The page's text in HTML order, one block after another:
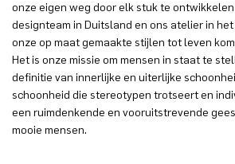
onze eigen weg door elk stuk te
designteam in Duitsland en ons atelier in
onze op maat gemaakte stijlen tot leven
Het is onze missie om mensen in staat te
definitie van innerlijke en uiterlijke
schoonheid die stereotypen trotseert en
een ruimdenkende en vooruitstrevende
mooie mensen.